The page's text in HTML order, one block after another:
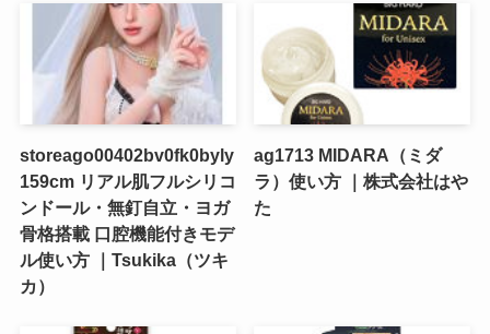
storeago00402bv0fk0byly
159cm リアル肌フルシリコ
ンドール・無釘自立・ヨガ
骨格搭載 口腔機能付きモデ
ル使い方 ｜Tsukika（ツキ
カ）
ag1713 MIDARA（ミダ
ラ）使い方 ｜株式会社はや
た